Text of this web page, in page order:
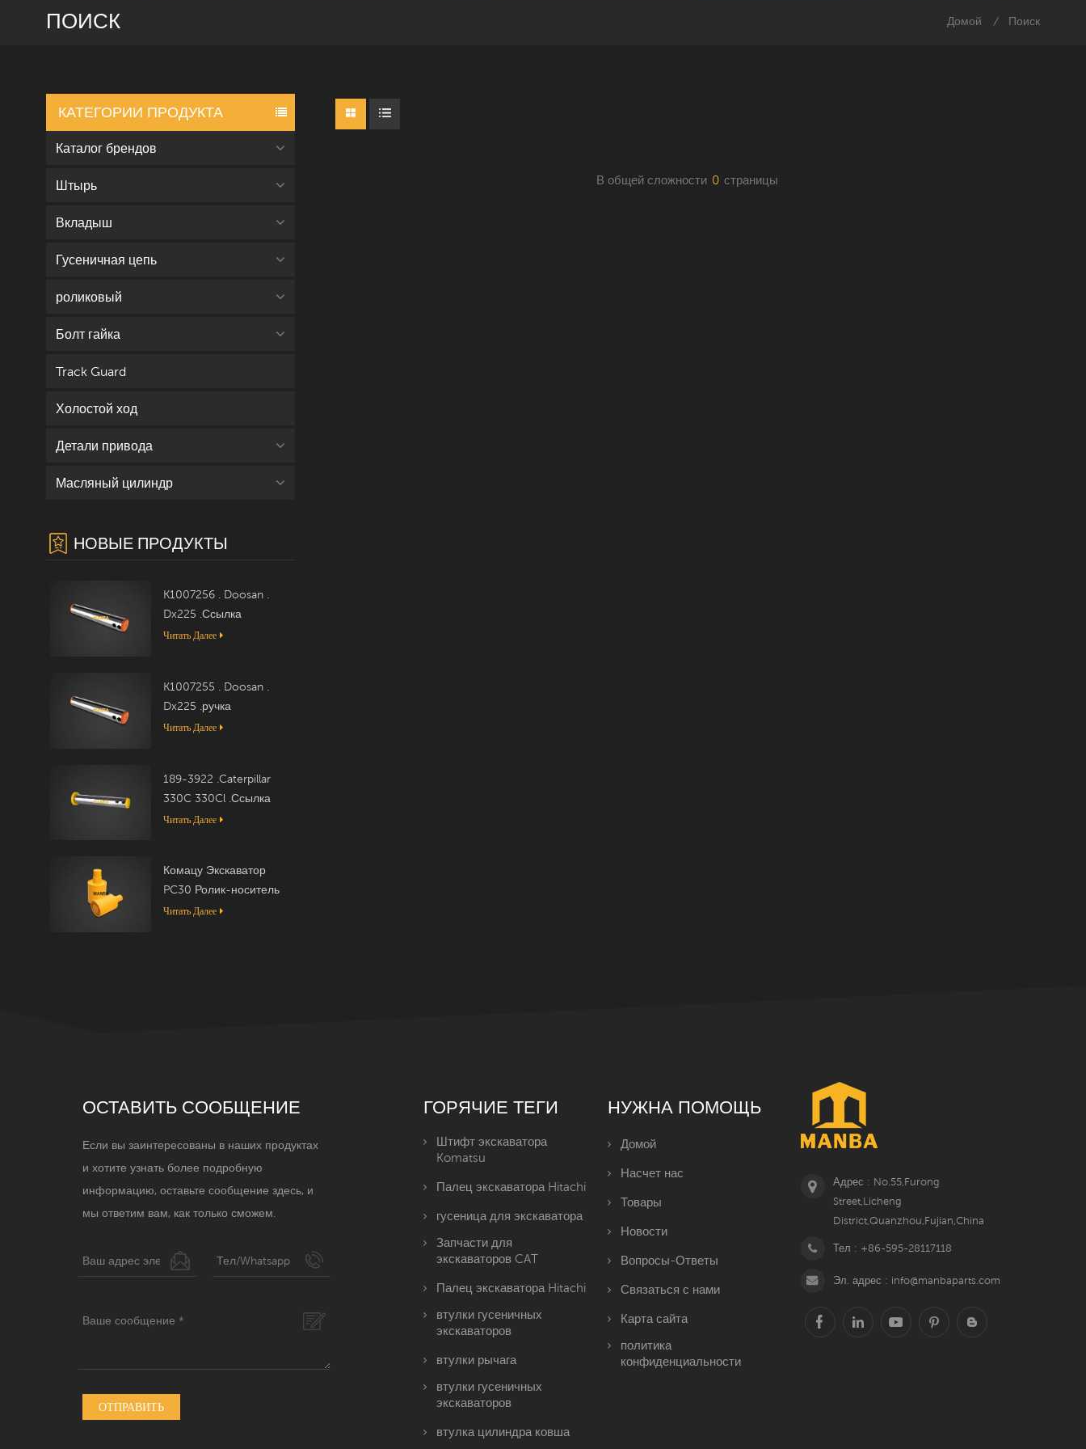
ПОИСК Домой / Поиск
КАТЕГОРИИ ПРОДУКТА
Каталог брендов
Штырь
Вкладыш
Гусеничная цепь
роликовый
Болт гайка
Track Guard
Холостой ход
Детали привода
Масляный цилиндр
НОВЫЕ ПРОДУКТЫ
K1007256 . Doosan .
Dx225 .Ссылка
Читать Далее
K1007255 . Doosan .
Dx225 .ручка
Читать Далее
189-3922 .Caterpillar
330C 330Cl .Ссылка
Читать Далее
Комацу Экскаватор
PC30 Ролик-носитель
20T-30-00050
Читать Далее
В общей сложности 0 страницы
ОСТАВИТЬ СООБЩЕНИЕ
Если вы заинтересованы в наших продуктах
и ​​хотите узнать более подробную
информацию, оставьте сообщение здесь, и
мы ответим вам, как только сможем.
ГОРЯЧИЕ ТЕГИ
Штифт экскаватора
Komatsu
Палец экскаватора Hitachi
гусеница для экскаватора
Запчасти для
экскаваторов CAT
Палец экскаватора Hitachi
втулки гусеничных
экскаваторов
втулки рычага
втулки гусеничных
экскаваторов
втулка цилиндра ковша
НУЖНА ПОМОЩЬ
Домой
Насчет нас
Товары
Новости
Вопросы-Ответы
Связаться с нами
Карта сайта
политика
конфиденциальности
Адрес : No.55,Furong
Street,Licheng
District,Quanzhou,Fujian,China
Тел : +86-595-28117118
Эл. адрес : info@manbaparts.com